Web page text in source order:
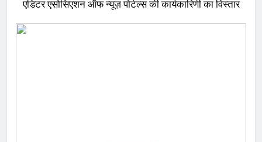
एडिटर एसोसिएशन ऑफ न्यूज़ पोर्टल्स की कार्यकारिणी का विस्तार